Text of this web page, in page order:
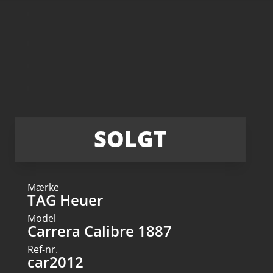
SOLGT
Mærke
TAG Heuer
Model
Carrera Calibre 1887
Ref-nr.
car2012